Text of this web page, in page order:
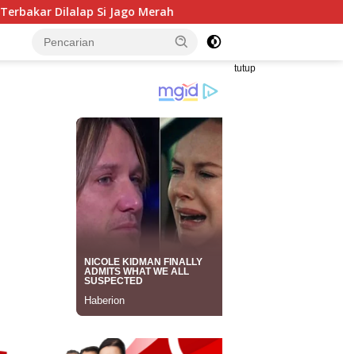
Anggota DPRD Jabar Hilal Hilmawan Gelar
tutup